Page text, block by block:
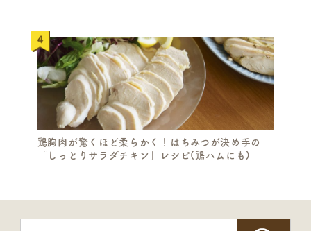
鶏胸肉が驚くほど柔らかく！はちみつが決め手の
「しっとりサラダチキン」レシピ(鶏ハムにも)